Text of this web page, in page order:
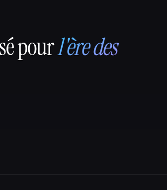
pourl'ère des